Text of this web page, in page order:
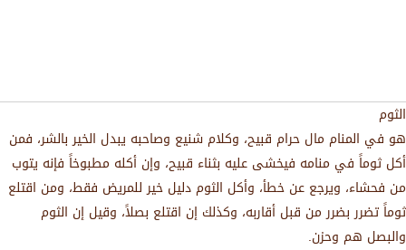
الثوم
هو في المنام مال حرام قبيح، وكلام شنيع وصاحبه يبدل الخير بالشر، فمن
أكل ثوماً في منامه فيخشى عليه بثناء قبيح، وإن أكله مطبوخاً فإنه يتوب
من فحشاء، ويرجع عن خطأ، وأكل الثوم دليل خير للمريض فقط، ومن اقتلع
ثوماً تضرر بضرر من قبل أقاربه، وكذلك إن اقتلع بصلاً، وقيل إن الثوم
والبصل هم وحزن.